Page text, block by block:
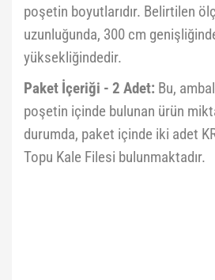
poşetin boyutlarıdır. Belirtilen
uzunluğunda, 300 cm
yüksekliğindedir.
Paket İçeriği - 2 Adet: Bu,
poşetin içinde bulunan ürün
durumda, paket içinde iki adet
Topu Kale Filesi bulunmaktadır.